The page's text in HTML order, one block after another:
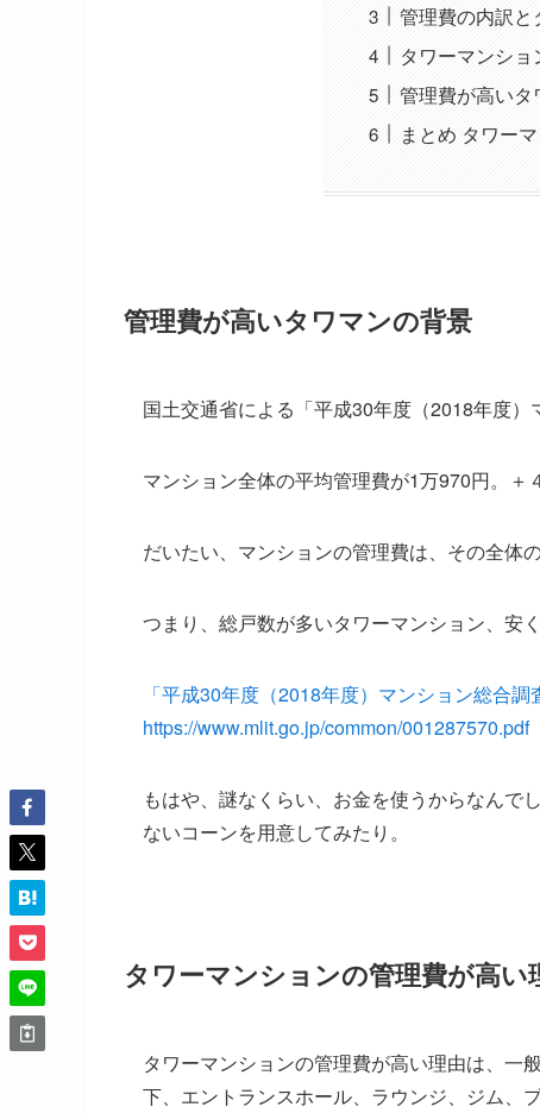
管理費の内訳
タワーマンシ
管理費が高い
まとめ タワー
管理費が高いタワマンの背景
国土交通省による「平成30年度（2018年度
マンション全体の平均管理費が1万970円。＋
だいたい、マンションの管理費は、その全体
つまり、総戸数が多いタワーマンション、安
「平成30年度（2018年度）マンション総合調
https://www.mlit.go.jp/common/001287570.pdf
もはや、謎なくらい、お金を使うからなんで
ないコーンを用意してみたり。
タワーマンションの管理費が高い
タワーマンションの管理費が高い理由は、一
下、エントランスホール、ラウンジ、ジム、